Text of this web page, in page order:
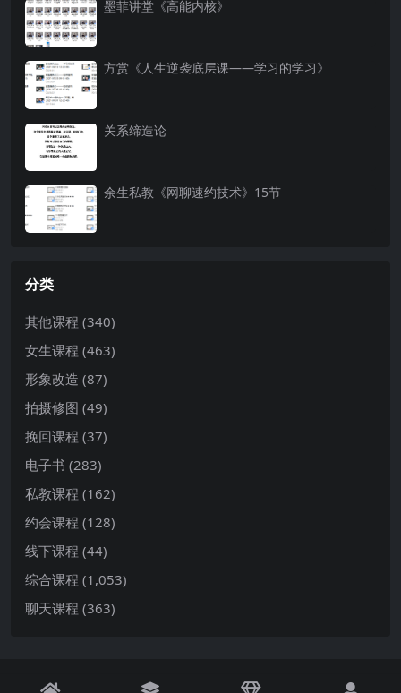
墨菲讲堂《高能内核》
方赏《人生逆袭底层课——学习的学习》
关系缔造论​
余生私教《网聊速约技术》15节
分类
其他课程 (340)
女生课程 (463)
形象改造 (87)
拍摄修图 (49)
挽回课程 (37)
电子书 (283)
私教课程 (162)
约会课程 (128)
线下课程 (44)
综合课程 (1,053)
聊天课程 (363)